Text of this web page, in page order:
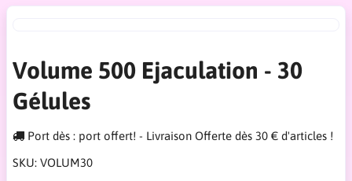
Volume 500 Ejaculation - 30
Gélules
Port dès : port offert! - Livraison Offerte dès 30 € d'articles !
SKU: VOLUM30